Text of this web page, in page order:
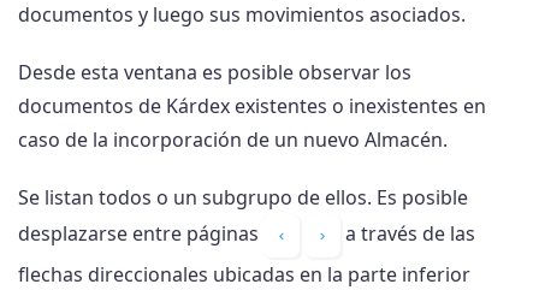
documentos y luego sus movimientos asociados.
Desde esta ventana es posible observar los
documentos de Kárdex existentes o inexistentes en
caso de la incorporación de un nuevo Almacén.
Se listan todos o un subgrupo de ellos. Es posible
desplazarse entre páginas
a través de las
flechas direccionales ubicadas en la parte inferior